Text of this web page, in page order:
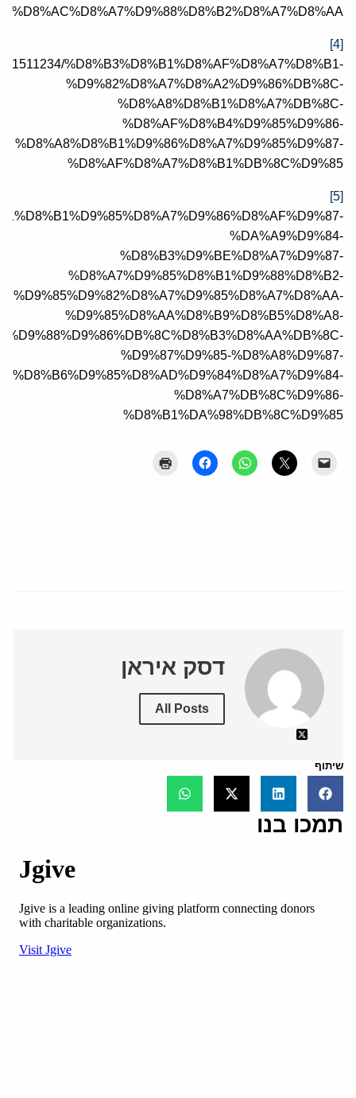
[4]
%D8%B3%D8%B1%D8%AF%D8%A7%D8%B1-
%D9%82%D8%A7%D8%A2%D9%86%DB%8C-
%D8%A8%D8%B1%D8%A7%DB%8C-
%D8%AF%D8%B4%D9%85%D9%86-
%D8%A8%D8%B1%D9%86%D8%A7%D9%85%D9%87-
%D8%AF%D8%A7%D8%B1%DB%8C%D9%85
[5]
%DA%A9%D9%84-
%D8%B3%D9%BE%D8%A7%D9%87-
%D8%A7%D9%85%D8%B1%D9%88%D8%B2-
%D9%85%D9%82%D8%A7%D9%85%D8%A7%D8%AA-
%D9%85%D8%AA%D8%B9%D8%B5%D8%A8-
%D9%87%D9%85-%D8%A8%D9%87-
%D8%A7%DB%8C%D9%86-
%D8%B1%DA%98%DB%8C%D9%85
דסק איראן
All Posts
שיתוף
תמכו בנו